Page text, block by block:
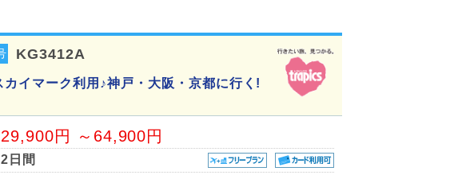
KG3412A
イマーク利用♪神戸・大阪・京都に行く!
29,900円 ～64,900円
2日間